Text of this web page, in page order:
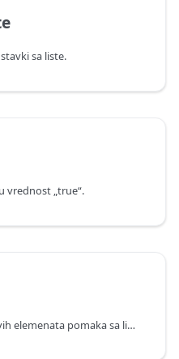
sa liste.
vrednost „true“.
Vraća listu koja se sastoji od svih elemenata pomaka sa liste koji imaju neparan broj.